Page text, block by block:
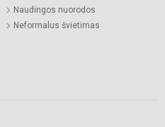
Naudingos nuorodos
Neformalus švietimas